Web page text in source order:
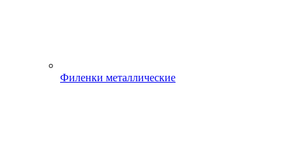
Филенки металлические